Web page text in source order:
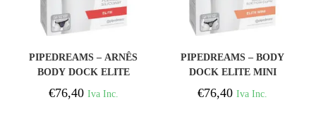
PIPEDREAMS – ARNÊS
BODY DOCK ELITE
€76,40 Iva Inc.
PIPEDREAMS – BODY
DOCK ELITE MINI
€76,40 Iva Inc.